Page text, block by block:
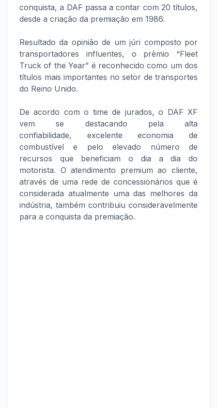
conquista, a DAF passa a contar com 20 títulos,
desde a criação da premiação em 1986.
Resultado da opinião de um júri composto por
transportadores influentes, o prêmio “Fleet
Truck of the Year” é reconhecido como um dos
títulos mais importantes no setor de transportes
do Reino Unido.
De acordo com o time de jurados, o DAF XF
vem se destacando pela alta
confiabilidade, excelente economia de
combustível e pelo elevado número de
recursos que beneficiam o dia a dia do
motorista. O atendimento premium ao cliente,
através de uma rede de concessionários que é
considerada atualmente uma das melhores da
indústria, também contribuiu consideravelmente
para a conquista da premiação.